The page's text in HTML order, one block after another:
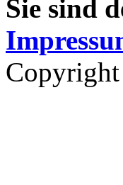
Sie sind